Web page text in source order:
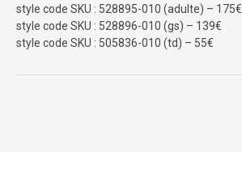
style code SKU : 528895-010 (adulte) – 175€
style code SKU : 528896-010 (gs) – 139€
style code SKU : 505836-010 (td) – 55€